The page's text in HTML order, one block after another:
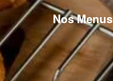
Nos Menus